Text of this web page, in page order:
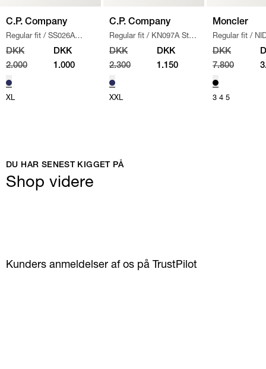
C.P. Company
Regular fit / SS026A
005086W SWEATSHIRT
DKK
2.000
DKK
1.000
XL
C.P. Company
Regular fit / KN097A Strik
/ NAVY
DKK
2.300
DKK
1.150
XXL
Moncler
Regular fit /
JAKKE
SORT
DKK
7.800
3 4 5
DU HAR SENEST KIGGET PÅ
Shop videre
Kunders anmeldelser af os på TrustPilot